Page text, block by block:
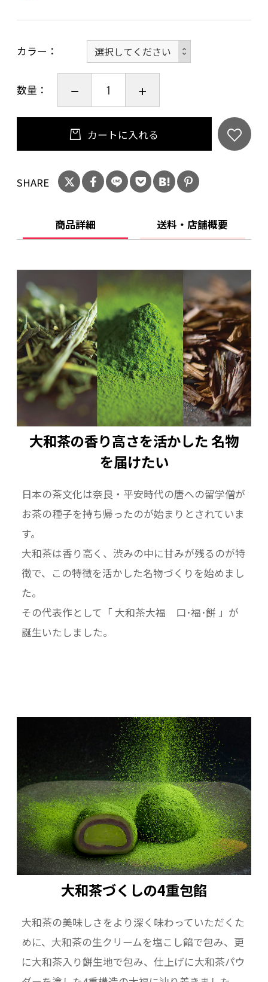
良県産緑茶）、水あめ、ほうじ茶粉末（奈良県
産緑茶）、コーンスターチ、大豆粉末、食塩、
寒天加工品、粉糖、梅酢（一部に乳成分・大豆
を含む）
【内容量 】
大和茶大福「口福餅」6個入り全種セット 1箱
【商品内容】
【賞味期限】
【保存方法】
冷凍（解凍後は冷蔵）
株式会社八宝
お問い合わせ先 株式会社八宝
〒630-8215奈良市東向中町１１
☎0742-24-1755
【栄養成分表示】（製品1個当たり）
エネルギー：102kcal、炭水化物：17.4g、たん
ぱく質：1.8g、脂質：2.2g、食塩相当量：0.0g
（この表示値は、目安です。）
カラー
数量：
カートに入れる
SHARE
商品詳細 送料・店舗概要
大和茶の香り高さを活かした 名物
を届けたい
日本の茶文化は奈良・平安時代の唐への留学僧が
お茶の種子を持ち帰ったのが始まりとされていま
す。
大和茶は香り高く、渋みの中に甘みが残るのが特
徴で、この特徴を活かした名物づくりを始めまし
た。
その代表作として「 大和茶大福 口･福･餅 」が
誕生いたしました。
大和茶づくしの4重包餡
大和茶の美味しさをより深く味わっていただくた
めに、大和茶の生クリームを塩こし餡で包み、更
に大和茶入り餅生地で包み、仕上げに大和茶パウ